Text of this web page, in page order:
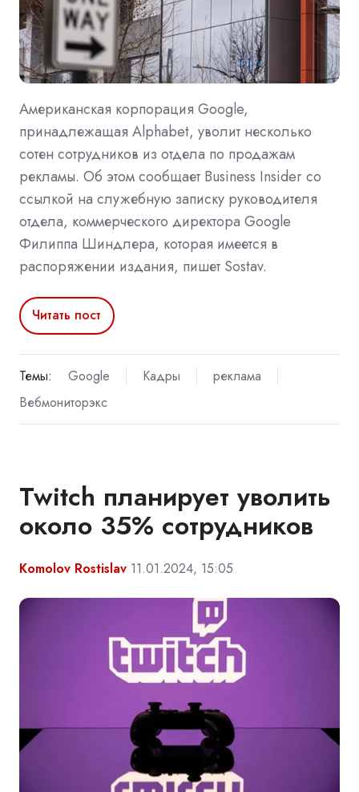
Американская корпорация Google,
принадлежащая Alphabet, уволит несколько
сотен сотрудников из отдела по продажам
рекламы. Об этом сообщает Business Insider со
ссылкой на служебную записку руководителя
отдела, коммерческого директора Google
Филиппа Шиндлера, которая имеется в
распоряжении издания, пишет Sostav.
Читать пост
Темы: Google Кадры
реклама
Вебмониторэкс
Twitch планирует уволить
около 35% сотрудников
Komolov Rostislav 11.01.2024, 15:05